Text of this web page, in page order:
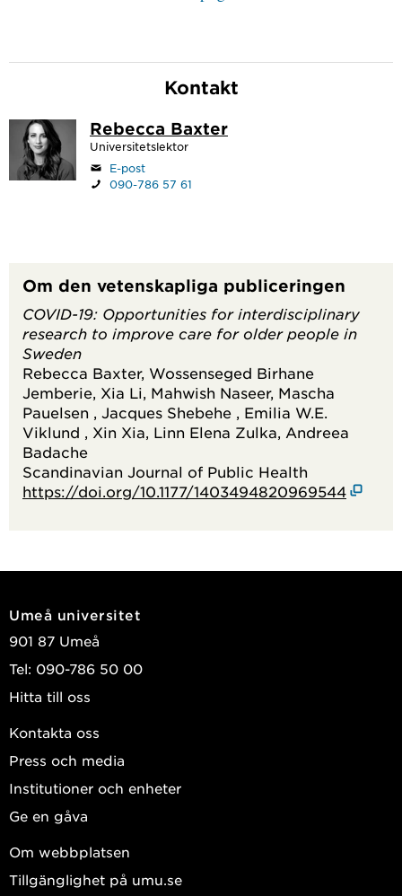
Kontakt
Rebecca Baxter
Universitetslektor
E-post
090-786 57 61
Om den vetenskapliga publiceringen
COVID-19: Opportunities for interdisciplinary
research to improve care for older people in
Sweden
Rebecca Baxter, Wossenseged Birhane
Jemberie, Xia Li, Mahwish Naseer, Mascha
Pauelsen , Jacques Shebehe , Emilia W.E.
Viklund , Xin Xia, Linn Elena Zulka, Andreea
Badache
Scandinavian Journal of Public Health
https://doi.org/10.1177/1403494820969544
Umeå universitet
901 87 Umeå
Tel: 090-786 50 00
Hitta till oss
Kontakta oss
Press och media
Institutioner och enheter
Ge en gåva
Om webbplatsen
Tillgänglighet på umu.se